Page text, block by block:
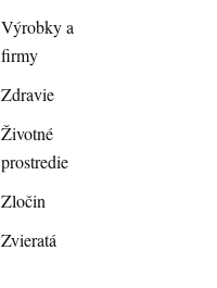
Výrobky a
firmy
Zdravie
Životné
prostredie
Zločin
Zvieratá